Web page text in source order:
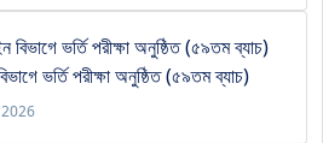
ভর্তি পরীক্ষা অনুষ্ঠিত (৫৯তম ব্যাচ)
2026